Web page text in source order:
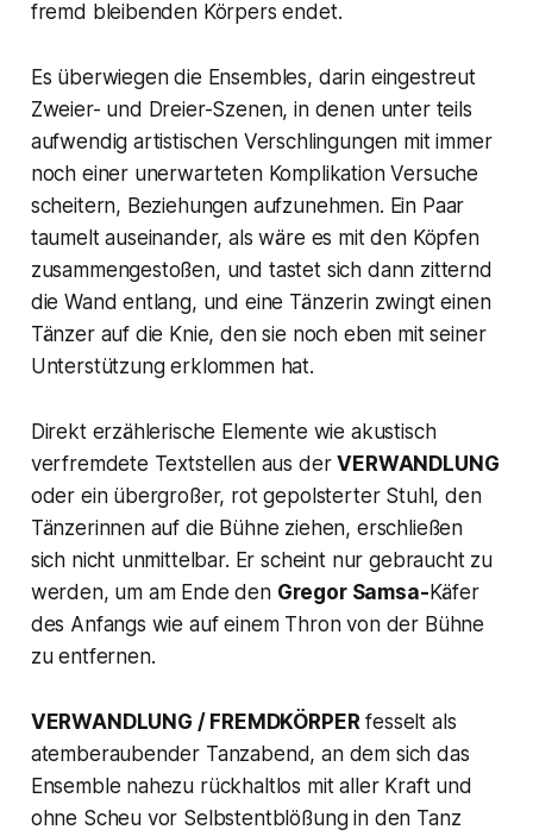
fremd bleibenden Körpers endet.
Es überwiegen die Ensembles, darin eingestreut
Zweier- und Dreier-Szenen, in denen unter teils
aufwendig artistischen Verschlingungen mit immer
noch einer unerwarteten Komplikation Versuche
scheitern, Beziehungen aufzunehmen. Ein Paar
taumelt auseinander, als wäre es mit den Köpfen
zusammengestoßen, und tastet sich dann zitternd
die Wand entlang, und eine Tänzerin zwingt einen
Tänzer auf die Knie, den sie noch eben mit seiner
Unterstützung erklommen hat.
Direkt erzählerische Elemente wie akustisch
verfremdete Textstellen aus derVERWANDLUNG
oder ein übergroßer, rot gepolsterter Stuhl, den
Tänzerinnen auf die Bühne ziehen, erschließen
sich nicht unmittelbar. Er scheint nur gebraucht zu
werden, um am Ende den Gregor Samsa-Käfer
des Anfangs wie auf einem Thron von der Bühne
zu entfernen.
VERWANDLUNG / FREMDKÖRPER fesselt als
atemberaubender Tanzabend, an dem sich das
Ensemble nahezu rückhaltlos mit aller Kraft und
ohne Scheu vor Selbstentblößung in den Tanz